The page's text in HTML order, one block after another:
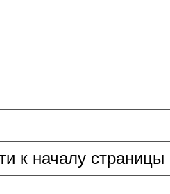
к началу страницы